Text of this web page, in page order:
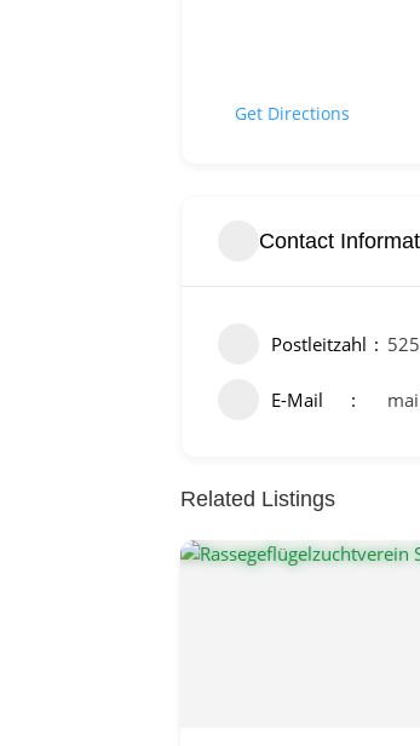
Get Directions
Contact
Postleitzahl
E-Mail
Related Listings